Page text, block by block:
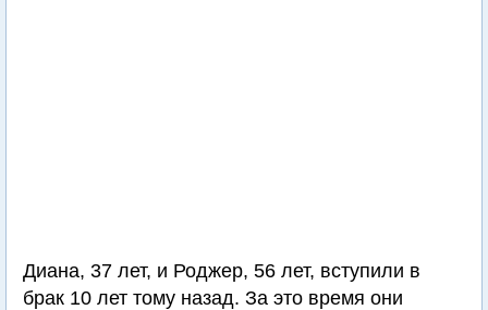
Диана, 37 лет, и Роджер, 56 лет, вступили в
брак 10 лет тому назад. За это время они